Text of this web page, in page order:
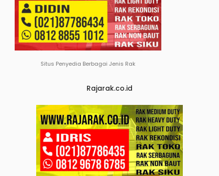
Situs Penyedia Berbagai Jenis Rak
Rajarak.co.id